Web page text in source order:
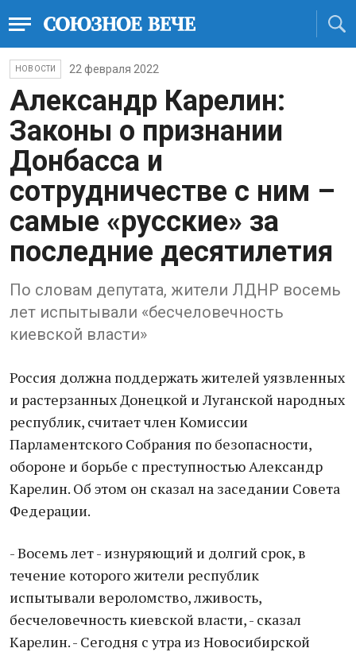
НОВОСТИ 22 февраля 2022
Александр Карелин:
Законы о признании
Донбасса и
сотрудничестве с ним –
самые «русские» за
последние десятилетия
По словам депутата, жители ЛДНР восемь
лет испытывали «бесчеловечность
киевской власти»
Россия должна поддержать жителей уязвленных
и растерзанных Донецкой и Луганской народных
республик, считает член Комиссии
Парламентского Собрания по безопасности,
обороне и борьбе с преступностью Александр
Карелин. Об этом он сказал на заседании Совета
Федерации.
- Восемь лет - изнуряющий и долгий срок, в
течение которого жители республик
испытывали вероломство, лживость,
бесчеловечность киевской власти, - сказал
Карелин. - Сегодня с утра из Новосибирской